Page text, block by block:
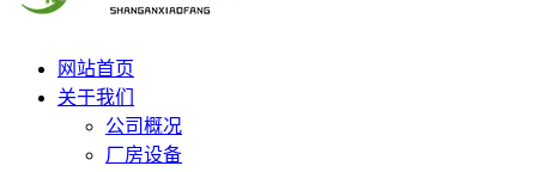
网站首页
关于我们
公司概况
厂房设备